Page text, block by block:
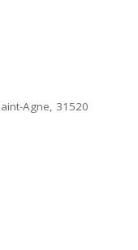
Agne, 31520